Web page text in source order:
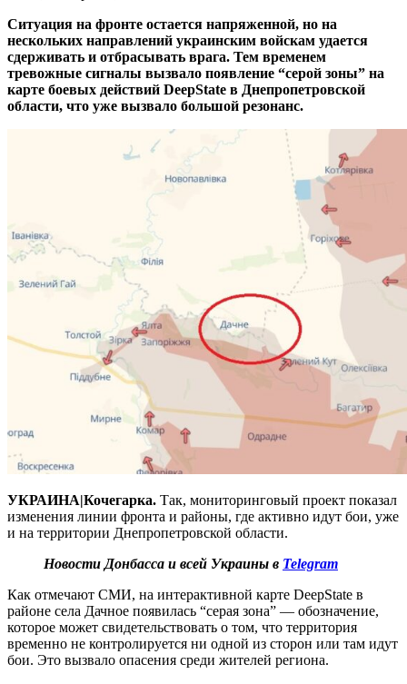
Ситуация на фронте остается напряженной, но на
нескольких направлений украинским войскам удается
сдерживать и отбрасывать врага. Тем временем
тревожные сигналы вызвало появление “серой зоны” на
карте боевых действий DeepState в Днепропетровской
области, что уже вызвало большой резонанс.
УКРАИНА|Кочегарка. Так, мониторинговый проект показал
изменения линии фронта и районы, где активно идут бои, уже
и на территории Днепропетровской области.
Новости Донбасса и всей Украины в Telegram
Как отмечают СМИ, на интерактивной карте DeepState в
районе села Дачное появилась “серая зона” — обозначение,
которое может свидетельствовать о том, что территория
временно не контролируется ни одной из сторон или там идут
бои. Это вызвало опасения среди жителей региона.